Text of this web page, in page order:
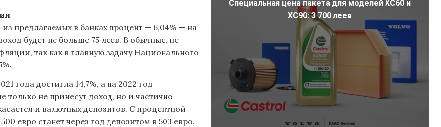
предлагаемых в банках процент — 6,04% — на
будет не больше 75 леев. В обычные, не
так как в главную задачу Национального
года достигла 14,7%, а на 2022 год
только не принесут доход, но и частично
и валютных депозитов. С процентной
евро станет через год депозитом в 503 евро.
Специальная цена пакета для моделей XC60 и
XC90: 3 700 леев